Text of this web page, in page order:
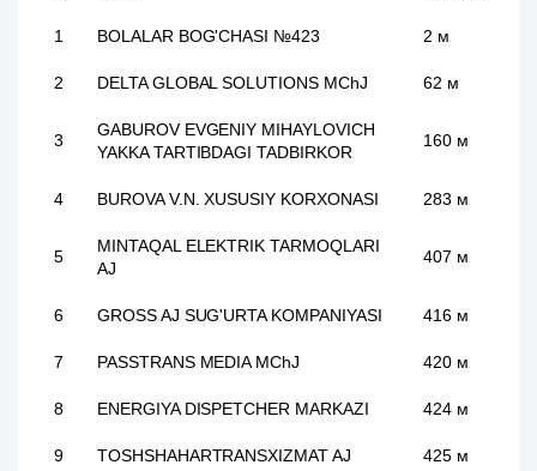
1 BOLALAR BOG'CHASI №423 2 м
2 DELTA GLOBAL SOLUTIONS MChJ 62 м
3
GABUROV EVGENIY MIHAYLOVICH
YAKKA TARTIBDAGI TADBIRKOR
160 м
4 BUROVA V.N. XUSUSIY KORXONASI 283 м
5
MINTAQAL ELEKTRIK TARMOQLARI
AJ
407 м
6 GROSS AJ SUG'URTA KOMPANIYASI 416 м
7 PASSTRANS MEDIA MChJ 420 м
8 ENERGIYA DISPETCHER MARKAZI 424 м
9 TOSHSHAHARTRANSXIZMAT AJ 425 м